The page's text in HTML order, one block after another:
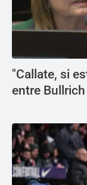
"Callate, si
entre